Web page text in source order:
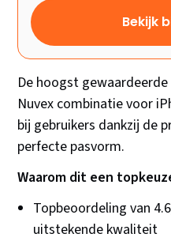
Bekijk
De hoogst
Nuvex combinatie voor
bij gebruikers dankzij de
perfecte pasvorm.
Waarom dit een
Topbeoordeling van
uitstekende kwaliteit